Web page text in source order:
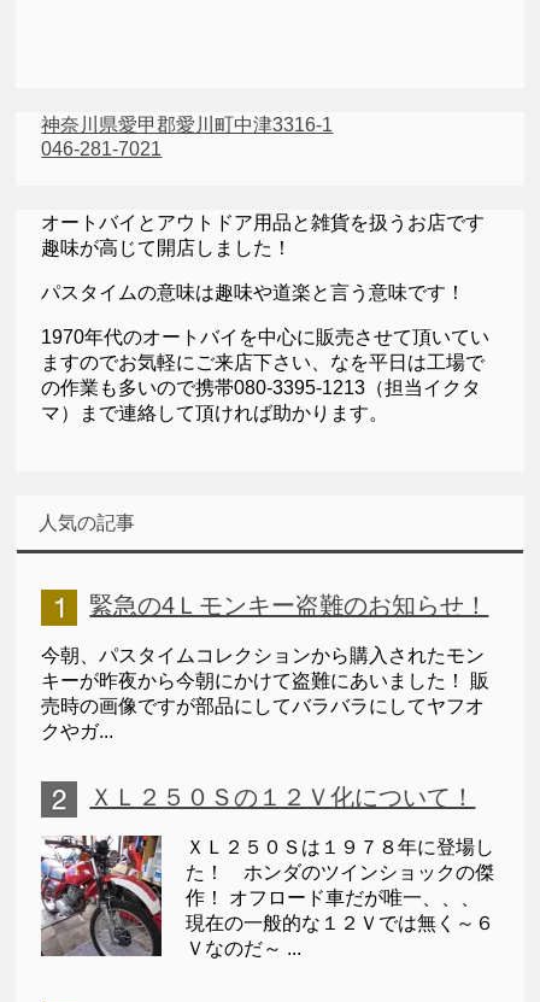
神奈川県愛甲郡愛川町中津3316-1
046-281-7021
オートバイとアウトドア用品と雑貨を扱うお店です
趣味が高じて開店しました！
パスタイムの意味は趣味や道楽と言う意味です！
1970年代のオートバイを中心に販売させて頂いてい
ますのでお気軽にご来店下さい、なを平日は工場で
の作業も多いので携帯080-3395-1213（担当イクタ
マ）まで連絡して頂ければ助かります。
人気の記事
緊急の4Ｌモンキー盗難のお知らせ！
今朝、パスタイムコレクションから購入されたモン
キーが昨夜から今朝にかけて盗難にあいました！ 販
売時の画像ですが部品にしてバラバラにしてヤフオ
クやガ...
ＸＬ２５０Ｓの１２Ｖ化について！
ＸＬ２５０Ｓは１９７８年に登場し
た！ ホンダのツインショックの傑
作！ オフロード車だが唯一、、、
現在の一般的な１２Ｖでは無く～６
Ｖなのだ～ ...